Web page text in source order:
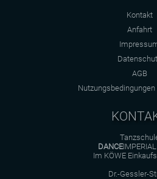
Kontakt
Anfahrt
AGB
Nutzungsbedingungen
DANCE
Im KÖWE
Dr.-Gessler-